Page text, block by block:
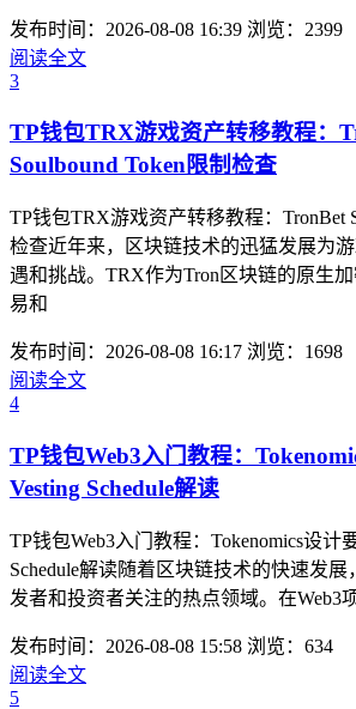
发布时间：2026-08-08 16:39 浏览：2399
阅读全文
3
TP钱包TRX游戏资产转移教程：
Soulbound Token限制检查
TP钱包TRX游戏资产转移教程：TronBet
检查近年来，区块链技术的迅猛发展为
遇和挑战。TRX作为Tron区块链的原生
易和
发布时间：2026-08-08 16:17 浏览：1698
阅读全文
4
TP钱包Web3入门教程：
Vesting Schedule解读
TP钱包Web3入门教程：Tokenomics设计
Schedule解读随着区块链技术的快速发展
发者和投资者关注的热点领域。在Web3
发布时间：2026-08-08 15:58 浏览：634
阅读全文
5